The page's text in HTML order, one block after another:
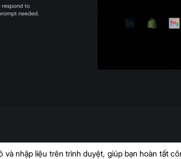
nhập liệu trên trình duyệt, giúp bạn hoàn tất